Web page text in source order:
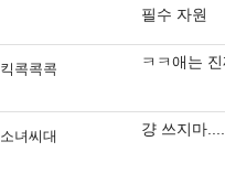
필수 자원
킥콕콕콕 ㅋㅋ애는
소녀씨대 걍 쓰지마